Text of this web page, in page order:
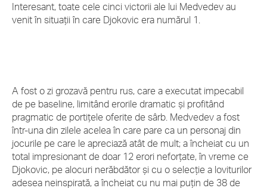
Interesant, toate cele cinci victorii ale lui Medvedev au
venit în situații în care Djokovic era numărul 1.
A fost o zi grozavă pentru rus, care a executat impecabil
de pe baseline, limitând erorile dramatic și profitând
pragmatic de portițele oferite de sârb. Medvedev a fost
într-una din zilele acelea în care pare ca un personaj din
jocurile pe care le apreciază atât de mult; a încheiat cu un
total impresionant de doar 12 erori neforțate, în vreme ce
Djokovic, pe alocuri nerăbdător și cu o selecție a loviturilor
adesea neinspirată, a încheiat cu nu mai puțin de 38 de